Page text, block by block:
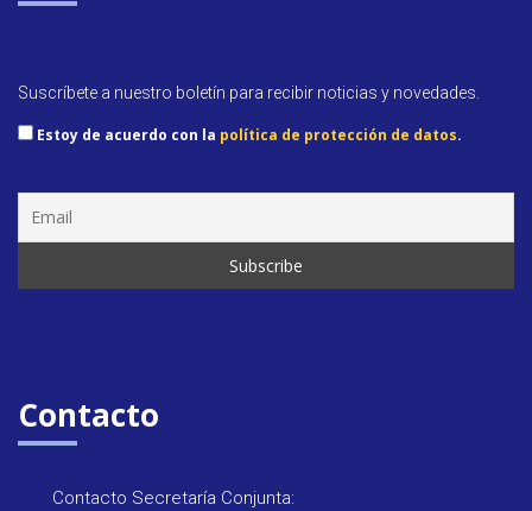
Suscríbete a nuestro boletín para recibir noticias y novedades.
Estoy de acuerdo con la política de protección de datos.
Contacto
Contacto Secretaría Conjunta: